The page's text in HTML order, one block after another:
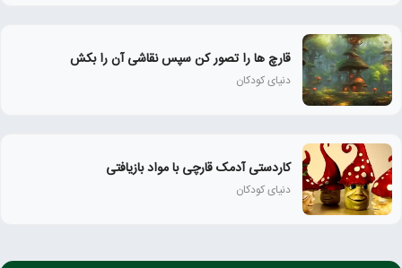
قارچ ها را تصور کن سپس نقاشی آن را بکش
دنیای کودکان
کاردستی آدمک قارچی با مواد بازیافتی
دنیای کودکان